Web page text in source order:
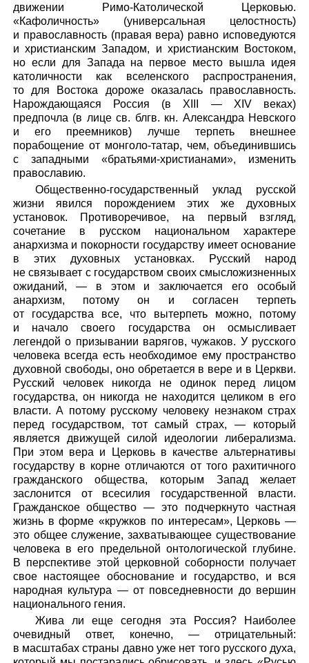
движении Римо-Католической Церковью.
«Кафоличность» (универсальная целостность)
и православность (правая вера) равно исповедуются
и христианским Западом, и христианским Востоком,
но если для Запада на первое место вышла идея
католичности как вселенского распространения,
то для Востока дороже оказалась православность.
Нарождающаяся Россия (в XIII — XIV веках)
предпочла (в лице св. блгв. кн. Александра Невского
и его преемников) лучше терпеть внешнее
порабощение от монголо-татар, чем, объединившись
с западными «братьями-христианами», изменить
православию.
Общественно-государственный уклад русской
жизни явился порождением этих же духовных
установок. Противоречивое, на первый взгляд,
сочетание в русском национальном характере
анархизма и покорности государству имеет основание
в этих духовных установках. Русский народ
не связывает с государством своих смысложизненных
ожиданий, — в этом и заключается его особый
анархизм, потому он и согласен терпеть
от государства все, что вытерпеть можно, потому
и начало своего государства он осмысливает
легендой о призывании варягов, чужаков. У русского
человека всегда есть необходимое ему пространство
духовной свободы, оно обретается в вере и в Церкви.
Русский человек никогда не одинок перед лицом
государства, он никогда не находится целиком в его
власти. А потому русскому человеку незнаком страх
перед государством, тот самый страх, — который
является движущей силой идеологии либерализма.
При этом вера и Церковь в качестве альтернативы
государству в корне отличаются от того рахитичного
гражданского общества, которым Запад желает
заслонится от всесилия государственной власти.
Гражданское общество — это подчеркнуто частная
жизнь в форме «кружков по интересам», Церковь —
это общее служение, захватывающее существование
человека в его предельной онтологической глубине.
В перспективе этой церковной соборности получает
свое настоящее обоснование и государство, и вся
народная культура — от повседневности до вершин
национального гения.
Жива ли еще сегодня эта Россия? Наиболее
очевидный ответ, конечно, — отрицательный:
в масштабах страны давно уже нет того русского духа,